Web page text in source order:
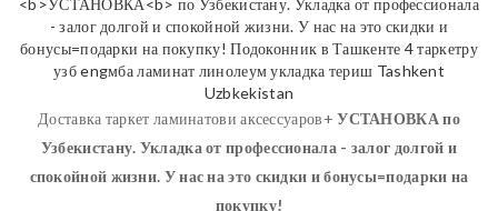
Доставка таркет ламинатови аксессуаров+УСТАНОВКАпо
Узбекистану. Укладка от профессионала - залог долгой и
спокойной жизни. У нас на это скидки и бонусы=подарки на
покупку!